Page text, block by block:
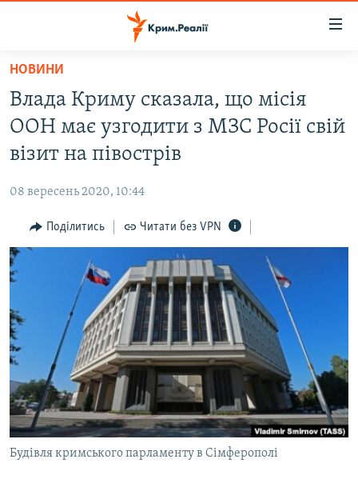
Перейти
основного
матеріалу
Перейти
до
основної
навігації
Перейти
до
пошуку
ВОДА.КРИМ
ВІДЕО ТА ФОТО
БЛОГИ
ПОГЛЯД
ІНТЕРВ'Ю
ВСЕ ЗА ДЕНЬ
СПЕЦПРОЕКТИ
ДЕПОРТАЦІЯ
ВІДЕОУРОКИ «ELIFBE»
СВІДЧЕННЯ ОКУПАЦІЇ
УКРАЇНСЬКА ПРОБЛЕМА КРИМУ
ІНФОГРАФІКА
ЯК ОБІЙТИ БЛОКУВАННЯ
Русский
Qırımtatar
ДОЛУЧАЙСЯ!
НОВИНИ
Влада Криму сказала, що місія
ООН має узгодити з МЗС Росії свій
візит на півострів
08 вересень 2020, 10:44
Поділитись Читати без VPN
Будівля кримського парламенту в Сімферополі